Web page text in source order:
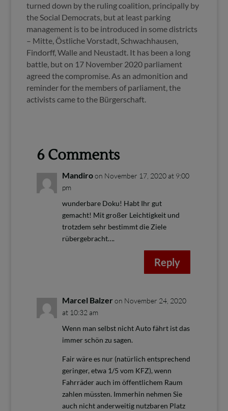
turned down by the ruling coalition, principally by
the Social Democrats, but at least parking
management is to be introduced in some districts
– Mitte, Östliche Vorstadt, Schwachhausen,
Findorff, Walle and Neustadt. It has been a long
battle, but on 17 November 2020 parliament
agreed the compromise. As an admonition and
reminder for the members of parliament, the
activists came to the Bürgerschaft.
6 Comments
Mandiro on November 17, 2020 at 9:00
pm
wunderbare Doku! Habt Ihr gut
gemacht! Mit großer Leichtigkeit und
trotzdem sehr bestimmt die Ziele
rübergebracht….
Reply
Marcel Balzer on November 24, 2020
at 10:32 am
Wenn man selbst nicht Auto fährt ist das
immer schön zu sagen.
Fair wäre es nur (natürlich entsprechend
geringer, etwa 1/5 vom KFZ), wenn
Fahrräder auch im öffentlichem Raum
zahlen müssten. Immerhin nehmen Sie
auch nicht anderweitig nutzbaren Platz